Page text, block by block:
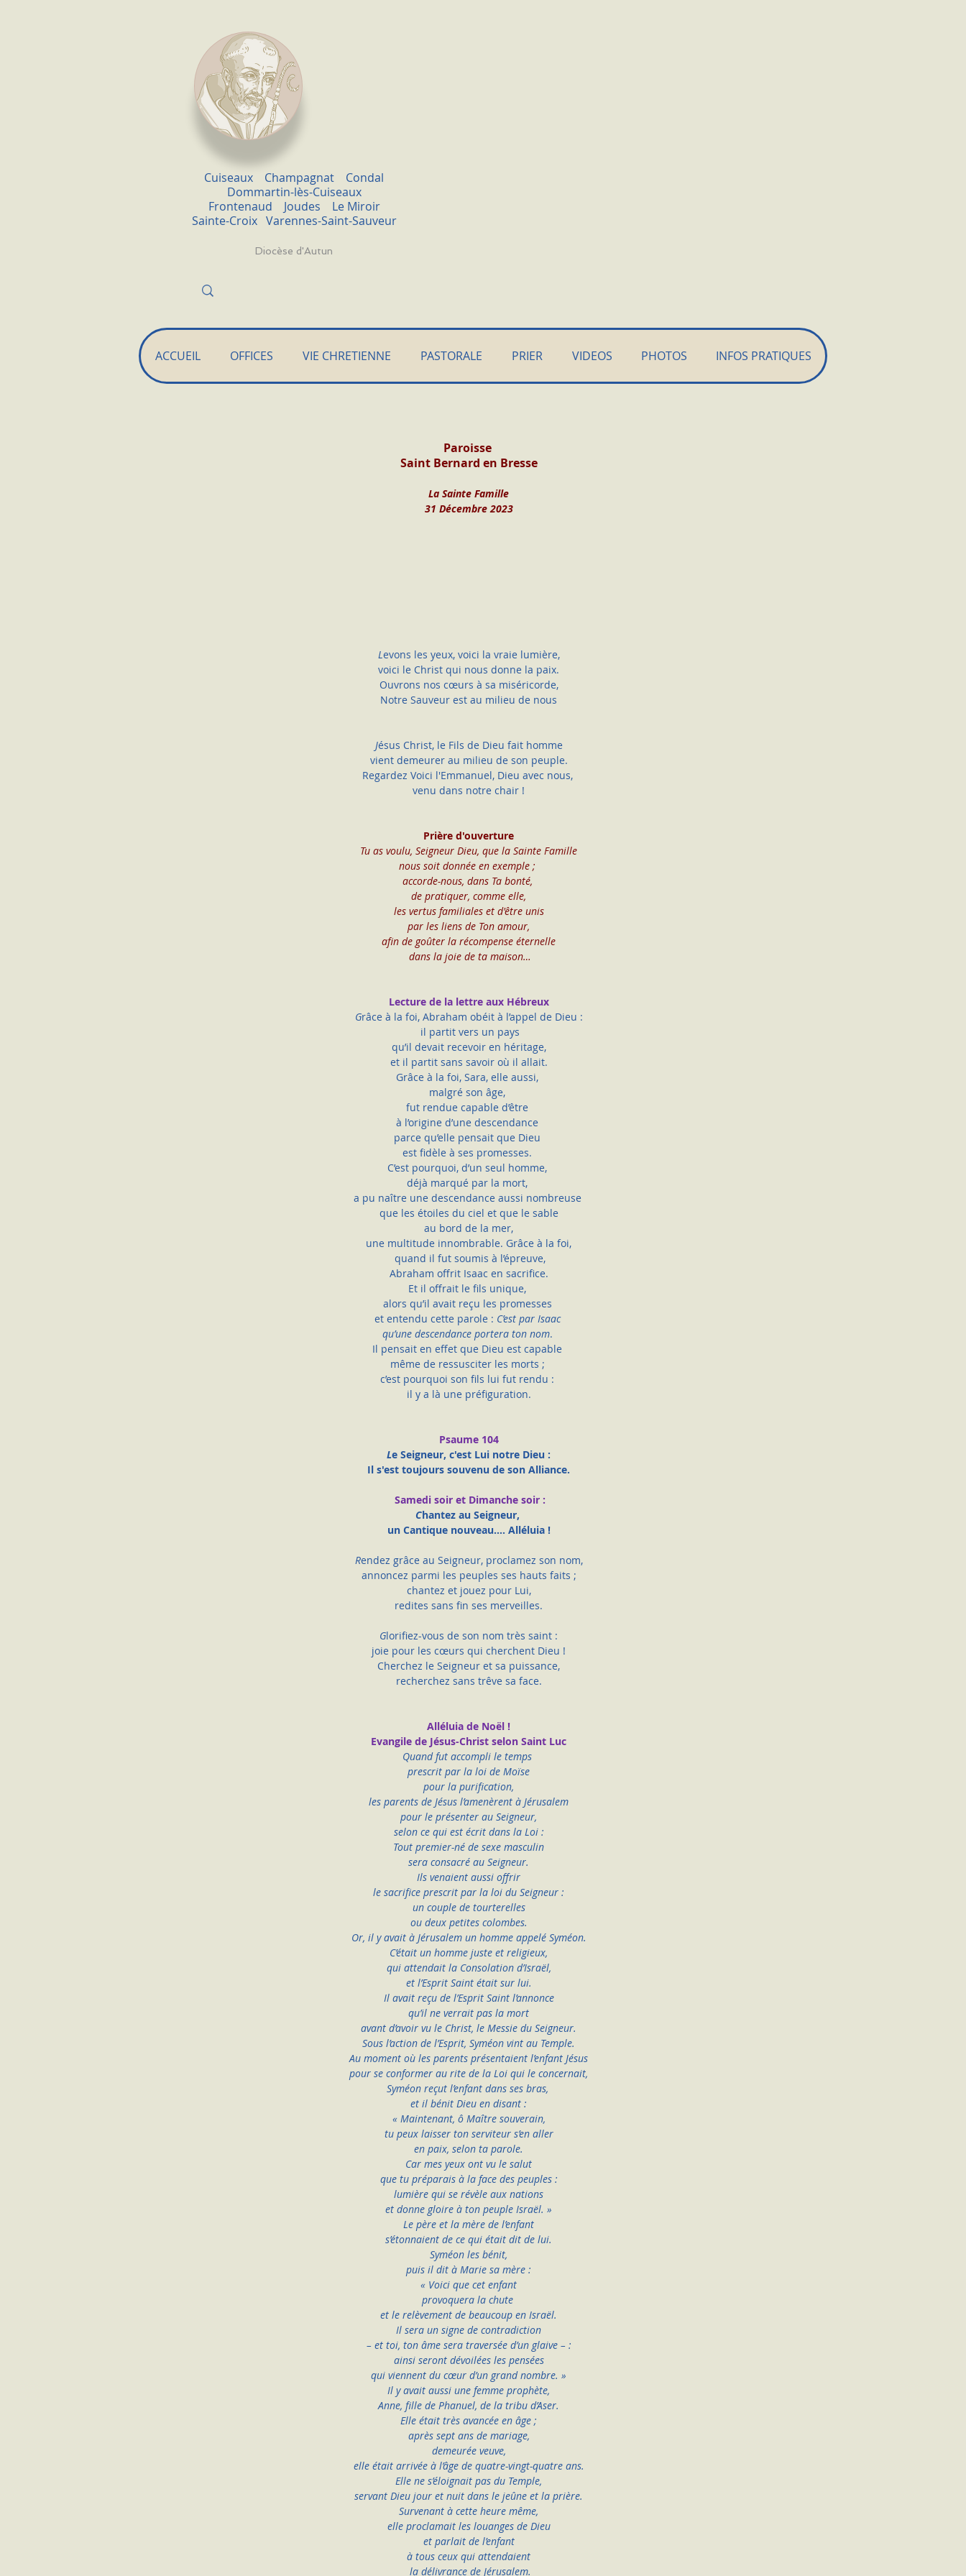
Cuiseaux Champagnat
Condal
Dommartin-lès-Cuiseaux
Frontenaud
Joudes
Le Miroir
Sainte-Croix Varennes-Saint-Sauveur
Diocèse d'Autun
ACCUEIL OFFICES VIE CHRETIENNE PASTORALE PRIER VIDEOS PHOTOS INFOS PRATIQUES
Paroisse
Saint Bernard en Bresse
La Sainte Famille
31 Décembre 2023
Levons les yeux, voici la vraie lumière,
voici le Christ qui nous donne la paix.
Ouvrons nos cœurs à sa miséricorde,
Notre Sauveur est au milieu de nous
Jésus Christ, le Fils de Dieu fait homme
vient demeurer au milieu de son peuple.
Regardez Voici l'Emmanuel, Dieu avec nous,
venu dans notre chair !
Prière d'ouverture
Tu as voulu, Seigneur Dieu, que la Sainte Famille
nous soit donnée en exemple ;
accorde-nous, dans Ta bonté,
de pratiquer, comme elle,
les vertus familiales et d'être unis
par les liens de Ton amour,
afin de goûter la récompense éternelle
dans la joie de ta maison…
Lecture de la lettre aux Hébreux
Grâce à la foi, Abraham obéit à l’appel de Dieu :
il partit vers un pays
qu’il devait recevoir en héritage,
et il partit sans savoir où il allait.
Grâce à la foi, Sara, elle aussi,
malgré son âge,
fut rendue capable d’être
à l’origine d’une descendance
parce qu’elle pensait que Dieu
est fidèle à ses promesses.
C’est pourquoi, d’un seul homme,
déjà marqué par la mort,
a pu naître une descendance aussi nombreuse
que les étoiles du ciel et que le sable
au bord de la mer,
une multitude innombrable. Grâce à la foi,
quand il fut soumis à l’épreuve,
Abraham offrit Isaac en sacrifice.
Et il offrait le fils unique,
alors qu’il avait reçu les promesses
et entendu cette parole : C’est par Isaac
qu’une descendance portera ton nom.
Il pensait en effet que Dieu est capable
même de ressusciter les morts ;
c’est pourquoi son fils lui fut rendu :
il y a là une préfiguration.
Psaume 104
Le Seigneur, c'est Lui notre Dieu :
Il s'est toujours souvenu de son Alliance.
Samedi soir et Dimanche soir :
Chantez au Seigneur,
un Cantique nouveau…. Alléluia !
Rendez grâce au Seigneur, proclamez son nom,
annoncez parmi les peuples ses hauts faits ;
chantez et jouez pour Lui,
redites sans fin ses merveilles.
Glorifiez-vous de son nom très saint :
joie pour les cœurs qui cherchent Dieu !
Cherchez le Seigneur et sa puissance,
recherchez sans trêve sa face.
Alléluia de Noël !
Evangile de Jésus-Christ selon Saint Luc
Quand fut accompli le temps
prescrit par la loi de Moïse
pour la purification,
les parents de Jésus l’amenèrent à Jérusalem
pour le présenter au Seigneur,
selon ce qui est écrit dans la Loi :
Tout premier-né de sexe masculin
sera consacré au Seigneur.
Ils venaient aussi offrir
le sacrifice prescrit par la loi du Seigneur :
un couple de tourterelles
ou deux petites colombes.
Or, il y avait à Jérusalem un homme appelé Syméon.
C’était un homme juste et religieux,
qui attendait la Consolation d’Israël,
et l’Esprit Saint était sur lui.
Il avait reçu de l’Esprit Saint l’annonce
qu’il ne verrait pas la mort
avant d’avoir vu le Christ, le Messie du Seigneur.
Sous l’action de l’Esprit, Syméon vint au Temple.
Au moment où les parents présentaient l’enfant Jésus
pour se conformer au rite de la Loi qui le concernait,
Syméon reçut l’enfant dans ses bras,
et il bénit Dieu en disant :
« Maintenant, ô Maître souverain,
tu peux laisser ton serviteur s’en aller
en paix, selon ta parole.
Car mes yeux ont vu le salut
que tu préparais à la face des peuples :
lumière qui se révèle aux nations
et donne gloire à ton peuple Israël. »
Le père et la mère de l’enfant
s’étonnaient de ce qui était dit de lui.
Syméon les bénit,
puis il dit à Marie sa mère :
« Voici que cet enfant
provoquera la chute
et le relèvement de beaucoup en Israël.
Il sera un signe de contradiction
– et toi, ton âme sera traversée d’un glaive – :
ainsi seront dévoilées les pensées
qui viennent du cœur d’un grand nombre. »
Il y avait aussi une femme prophète,
Anne, fille de Phanuel, de la tribu d’Aser.
Elle était très avancée en âge ;
après sept ans de mariage,
demeurée veuve,
elle était arrivée à l’âge de quatre-vingt-quatre ans.
Elle ne s’éloignait pas du Temple,
servant Dieu jour et nuit dans le jeûne et la prière.
Survenant à cette heure même,
elle proclamait les louanges de Dieu
et parlait de l’enfant
à tous ceux qui attendaient
la délivrance de Jérusalem.